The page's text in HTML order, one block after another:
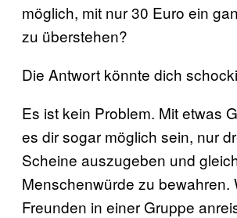
möglich, mit nur 30 Euro ein
zu überstehen?
Die Antwort könnte dich
Es ist kein Problem. Mit etwas
es dir sogar möglich sein, nur
Scheine auszugeben und
Menschenwürde zu bewahren.
Freunden in einer Gruppe